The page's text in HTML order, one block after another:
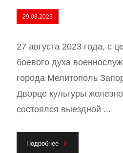
29.08.2023
27 августа 2023 года, с
боевого духа
города Мелитополь
Дворце культуры
состоялся выездной ...
Подробнее